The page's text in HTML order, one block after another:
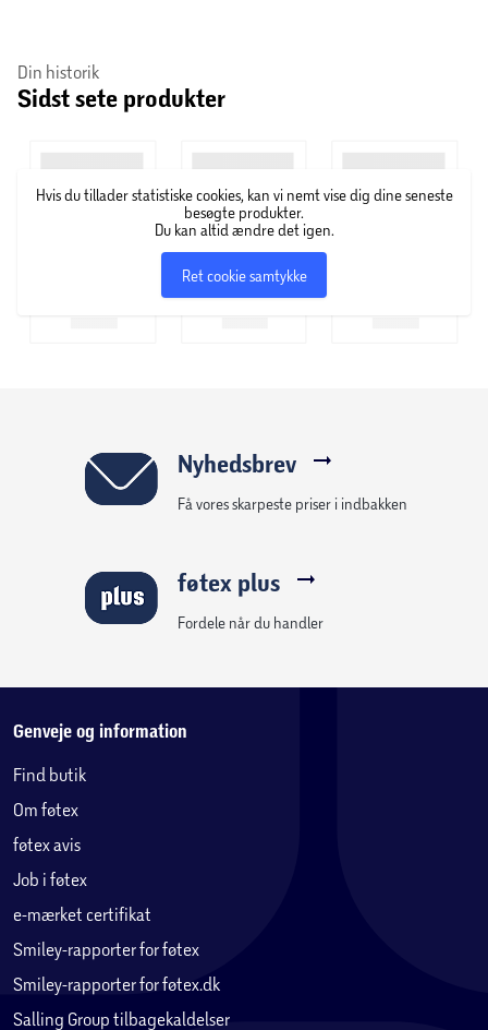
Din historik
Sidst sete produkter
Hvis du tillader statistiske cookies, kan vi nemt vise dig dine seneste
besøgte produkter.
Du kan altid ændre det igen.
Ret cookie samtykke
Nyhedsbrev
Få vores skarpeste priser i indbakken
føtex plus
Fordele når du handler
Genveje og information
Find butik
Om føtex
føtex avis
Job i føtex
e-mærket certifikat
Smiley-rapporter for føtex
Smiley-rapporter for føtex.dk
Salling Group tilbagekaldelser